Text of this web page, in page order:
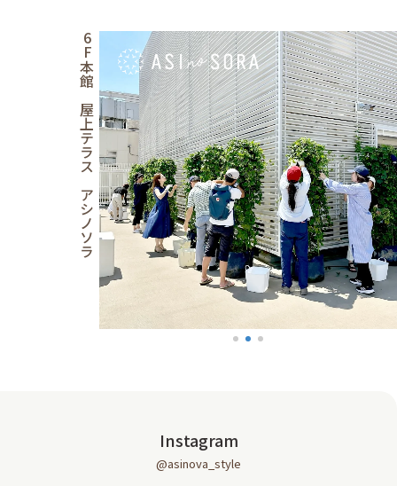
6F本館 屋上テラス アシノソラ
Instagram
@asinova_style